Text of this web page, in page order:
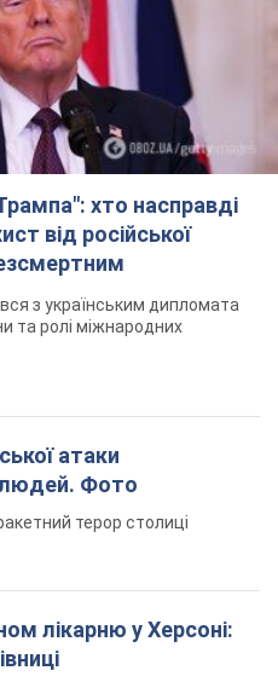
хто насправді
від російської
з українським дипломата
та ролі міжнародних
атаки
Фото
терор столиці
лікарню у Херсоні: